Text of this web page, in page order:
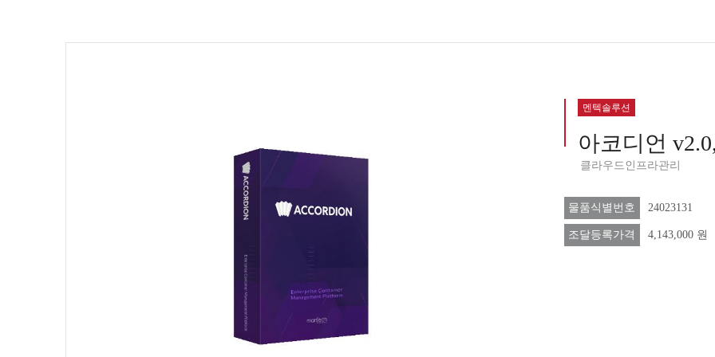
멘텍솔루션
아코디언
클라우드인프라관리
물품식별번호 24023131
조달등록가격 4,143,000 원